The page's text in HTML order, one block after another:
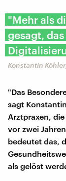
"Mehr als
gesagt,
Konstantin
"Das
sagt
Arztpraxen,
vor zwei
bedeutet das,
als gelöst